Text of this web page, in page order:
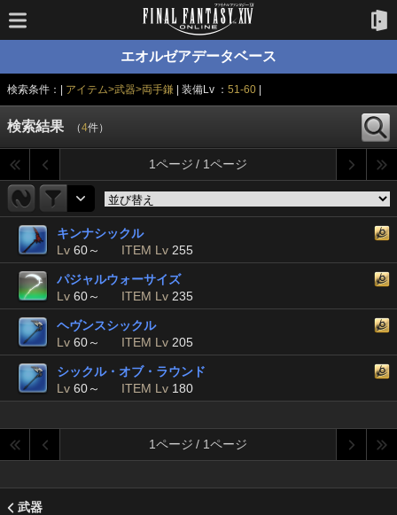
エオルゼアデータベース
検索条件：| アイテム>武器>両手鎌 | 装備Lv ： 51-60|
検索結果 （4件）
1ページ / 1ページ
キンナシックル
Lv 60～ ITEM Lv 255
パジャルウォーサイズ
Lv 60～ ITEM Lv 235
ヘヴンスシックル
Lv 60～ ITEM Lv 205
シックル・オブ・ラウンド
Lv 60～ ITEM Lv 180
1ページ / 1ページ
武器